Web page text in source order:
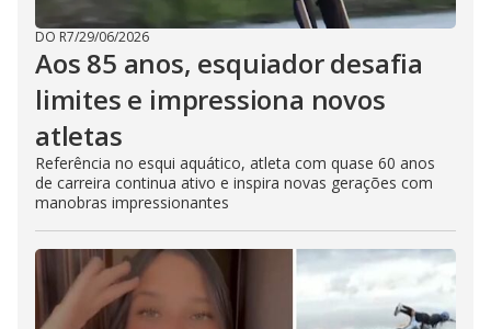
DO R7/29/06/2026
Aos 85 anos, esquiador desafia
limites e impressiona novos
atletas
Referência no esqui aquático, atleta com quase 60 anos
de carreira continua ativo e inspira novas gerações com
manobras impressionantes